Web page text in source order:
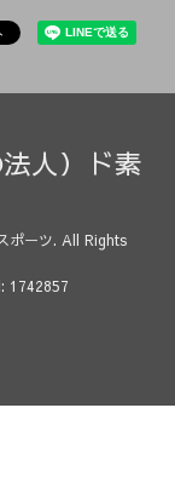
人）ド素
ポーツ. All Rights
1742857